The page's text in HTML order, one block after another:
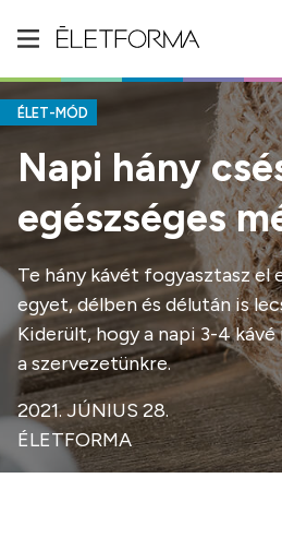
ÉLET-MÓD
Napi hány
egészséges
Te hány kávét fogyasztasz el
egyet, délben és délután is
Kiderült, hogy a napi 3-4 kávé
a szervezetünkre.
2021. JÚNIUS 28.
ÉLETFORMA